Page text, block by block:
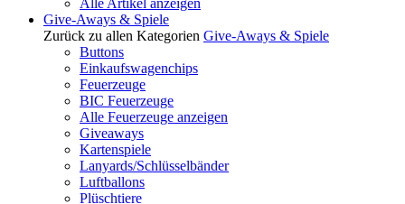
Alle Artikel anzeigen
Give-Aways & Spiele
Zurück zu allen Kategorien Give-Aways & Spiele
Buttons
Einkaufswagenchips
Feuerzeuge
BIC Feuerzeuge
Alle Feuerzeuge anzeigen
Giveaways
Kartenspiele
Lanyards/Schlüsselbänder
Luftballons
Plüschtiere